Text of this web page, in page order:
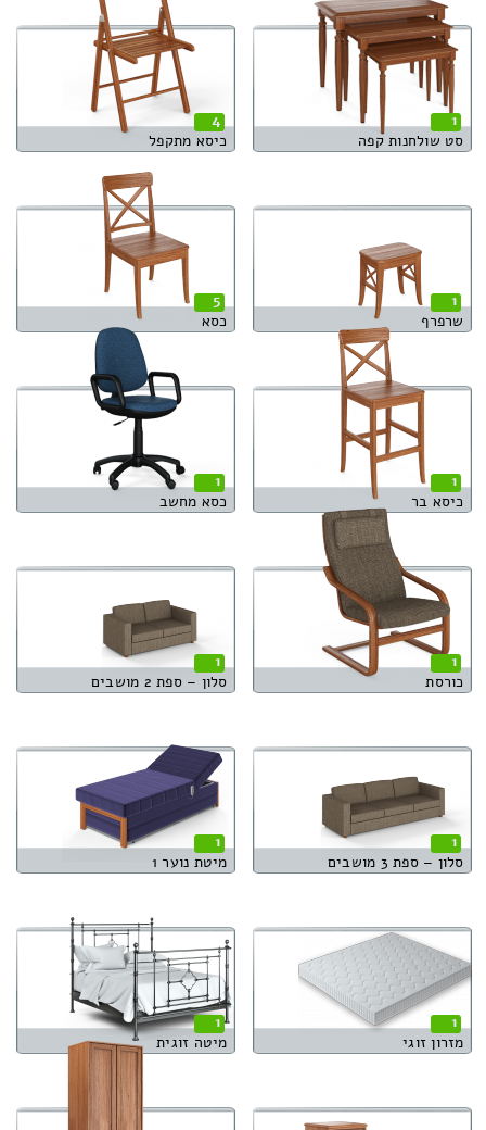
1
סט שולחנות קפה
4
כיסא מתקפל
1
שרפרף
5
כסא
1
כיסא בר
1
כסא מחשב
1
כורסת
1
סלון – ספת 2 מושבים
1
סלון – ספת 3 מושבים
1
מיטת נוער 1
1
מזרון זוגי
1
מיטה זוגית